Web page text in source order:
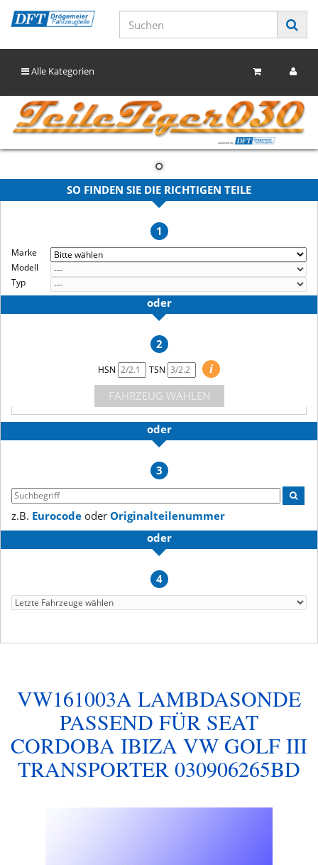
Alle Kategorien
SO FINDEN SIE DIE RICHTIGEN TEILE
1
Marke
Modell
Typ
oder
2
HSN TSN
i
FAHRZEUG WÄHLEN
oder
3
z.B. Eurocode oder Originalteilenummer
oder
4
VW161003A LAMBDASONDE
PASSEND FÜR SEAT
CORDOBA IBIZA VW GOLF III
TRANSPORTER 030906265BD